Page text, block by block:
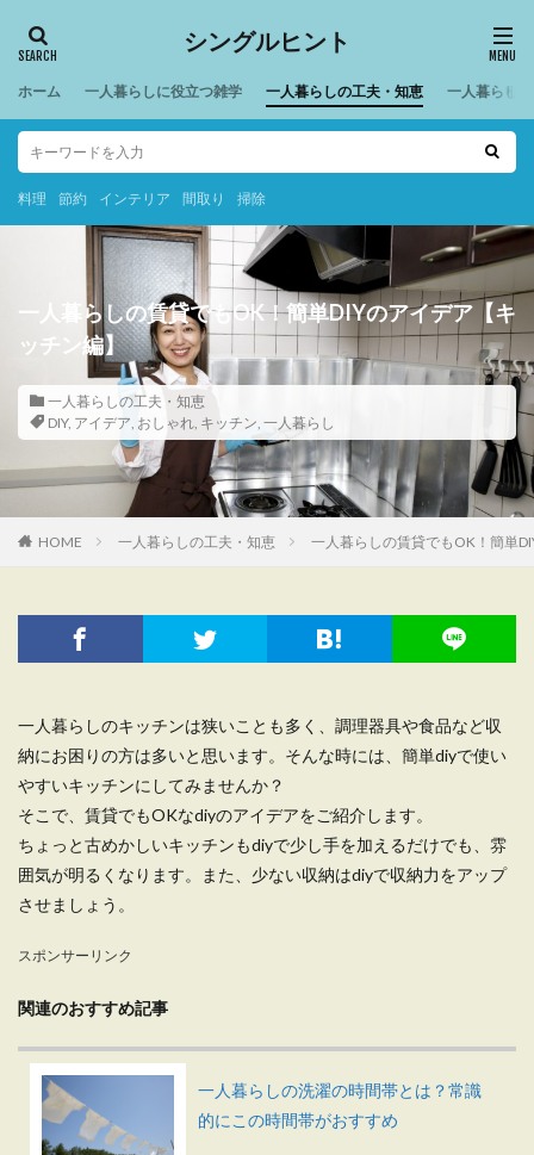
シングルヒント
ホーム 一人暮らしに役立つ雑学 一人暮らしの工夫・知恵 一人暮らし
料理 節約 インテリア 間取り 掃除
一人暮らしの賃貸でもOK！簡単DIYのアイデア【キ
ッチン編】
一人暮らしの工夫・知恵
DIY, アイデア, おしゃれ, キッチン, 一人暮らし
HOME 一人暮らしの工夫・知恵 一人暮らしの賃貸でもOK！簡単
一人暮らしのキッチンは狭いことも多く、調理器具や食品など収
納にお困りの方は多いと思います。そんな時には、簡単diyで使い
やすいキッチンにしてみませんか？
そこで、賃貸でもOKなdiyのアイデアをご紹介します。
ちょっと古めかしいキッチンもdiyで少し手を加えるだけでも、雰
囲気が明るくなります。また、少ない収納はdiyで収納力をアップ
させましょう。
スポンサーリンク
関連のおすすめ記事
一人暮らしの洗濯の時間帯とは？常識
的にこの時間帯がおすすめ